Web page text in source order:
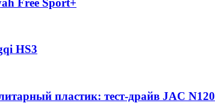
Free Sport+
HS3
пластик: тест-драйв JAC N120